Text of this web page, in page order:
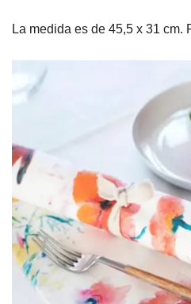
La medida es de 45,5 x 31 cm.